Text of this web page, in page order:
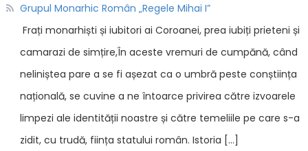
Grupul Monarhic Român „Regele Mihai I”
Frați monarhiști și iubitori ai Coroanei, prea iubiți prieteni și
camarazi de simțire,În aceste vremuri de cumpănă, când
neliniștea pare a se fi așezat ca o umbră peste conștiința
națională, se cuvine a ne întoarce privirea către izvoarele
limpezi ale identității noastre și către temeliile pe care s-a
zidit, cu trudă, ființa statului român. Istoria […]